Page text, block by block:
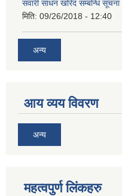
सवारी साधन खरिद सम्बन्धि सूचना
मिति: 09/26/2018 - 12:40
अन्य
आय व्यय विवरण
अन्य
महत्वपुर्ण लिंकहरु